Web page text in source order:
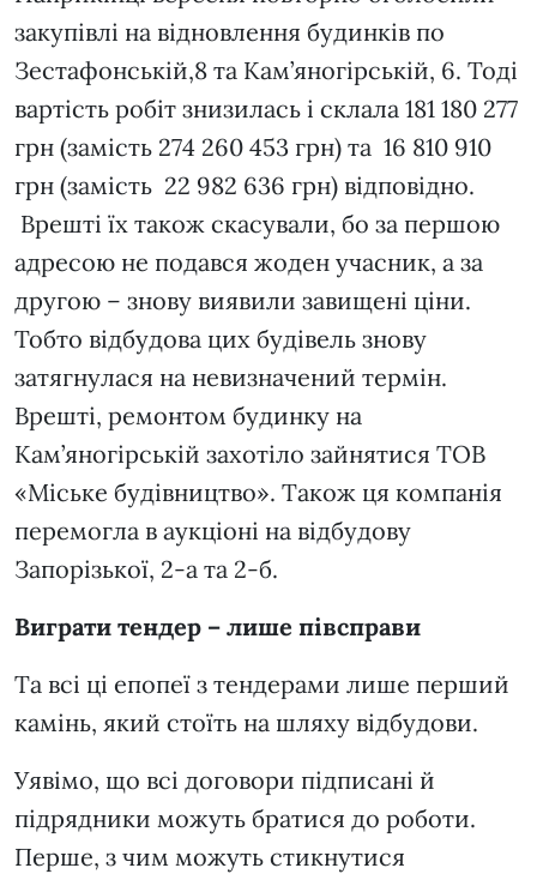
закупівлі на відновлення будинків по
Зестафонській,8 та Кам’яногірській, 6. Тоді
вартість робіт знизилась і склала 181 180 277
грн (замість 274 260 453 грн) та 16 810 910
грн (замість 22 982 636 грн) відповідно.
Врешті їх також скасували, бо за першою
адресою не подався жоден учасник, а за
другою – знову виявили завищені ціни.
Тобто відбудова цих будівель знову
затягнулася на невизначений термін.
Врешті, ремонтом будинку на
Кам’яногірській захотіло зайнятися ТОВ
«Міське будівництво». Також ця компанія
перемогла в аукціоні на відбудову
Запорізької, 2-а та 2-б.
Виграти тендер – лише півсправи
Та всі ці епопеї з тендерами лише перший
камінь, який стоїть на шляху відбудови.
Уявімо, що всі договори підписані й
підрядники можуть братися до роботи.
Перше, з чим можуть стикнутися